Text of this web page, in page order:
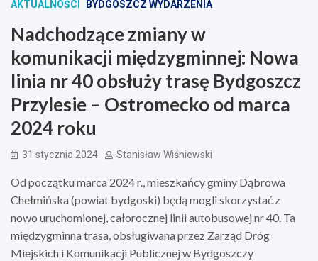
AKTUALNOŚCI BYDGOSZCZ WYDARZENIA
Nadchodzące zmiany w
komunikacji międzygminnej: Nowa
linia nr 40 obsłuży trasę Bydgoszcz
Przylesie – Ostromecko od marca
2024 roku
31 stycznia 2024 Stanisław Wiśniewski
Od początku marca 2024 r., mieszkańcy gminy Dąbrowa
Chełmińska (powiat bydgoski) będą mogli skorzystać z
nowo uruchomionej, całorocznej linii autobusowej nr 40. Ta
międzygminna trasa, obsługiwana przez Zarząd Dróg
Miejskich i Komunikacji Publicznej w Bydgoszczy